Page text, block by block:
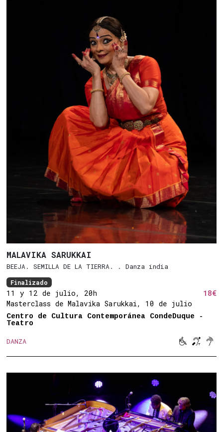
MALAVIKA SARUKKAI
BEEJA. SEMILLA DE LA TIERRA. . Danza india
Finalizado
11 y 12 de julio, 20h
Masterclass de Malavika Sarukkai, 10 de julio
18€
Centro de Cultura Contemporánea CondeDuque -
Teatro
DANZA Movilidad
Bucle
